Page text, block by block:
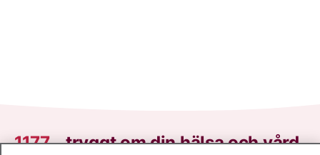
1177–tryggt om din hälsa och vård